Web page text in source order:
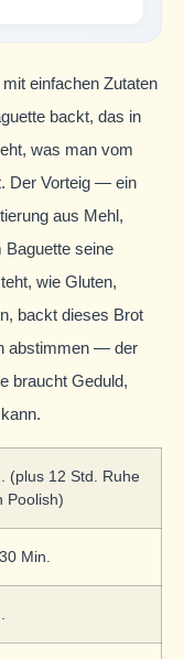
einfachen Zutaten
backt, das in
was man vom
Der Vorteig — ein
aus Mehl,
seine
wie Gluten,
backt dieses Brot
abstimmen — der
braucht Geduld,
(plus 12 Std. Ruhe
Poolish)
Min.